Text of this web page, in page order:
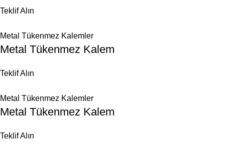
Teklif Alın
Metal Tükenmez Kalemler
Metal Tükenmez Kalem
Teklif Alın
Metal Tükenmez Kalemler
Metal Tükenmez Kalem
Teklif Alın